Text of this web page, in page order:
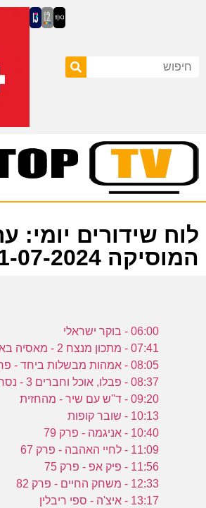
לוח שידורים יומי:
המוסיקה 01-07-2024
06:00 - בוקר ישראלי
07:41 - מתכון מנצח 2 - מאסיה באהבה
08:05 - אמהות מבשלות ביחד - פרק 5
08:37 - פבלו, אוכל וחברים 3 - נסרין
09:20 - ד''ש עם שיר - מהחזית
10:13 - שובר קופות
10:40 - אניגמה - פרק 79
11:09 - לחיי האהבה - פרק 67
11:56 - פיק אפ - פרק 75
12:33 - משחק החיים - פרק 82
13:17 - איצ'ה - ספי ריבלין